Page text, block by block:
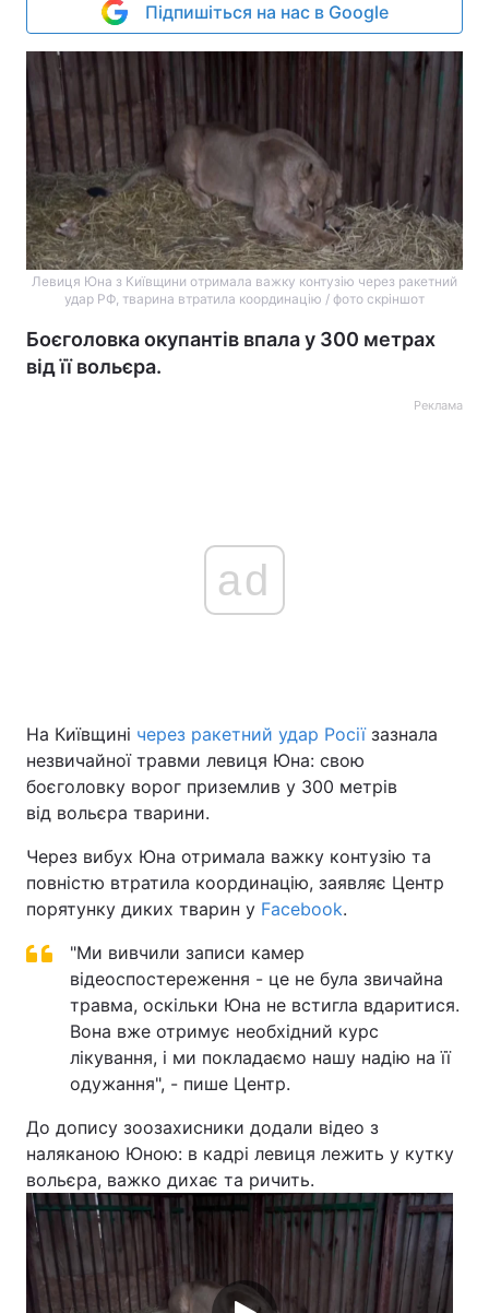
Підпишіться на нас в Google
Левиця Юна з Київщини отримала важку контузію через ракетний
удар РФ, тварина втратила координацію / фото скріншот
Боєголовка окупантів впала у 300 метрах
від її вольєра.
Реклама
ad
На Київщині через ракетний удар Росіїзазнала
незвичайної травми левиця Юна: свою
боєголовку ворог приземлив у 300 метрів
від вольєра тварини.
Через вибух Юна отримала важку контузію та
повністю втратила координацію, заявляє Центр
порятунку диких тварин у Facebook.
"Ми вивчили записи камер
відеоспостереження - це не була звичайна
травма, оскільки Юна не встигла вдаритися.
Вона вже отримує необхідний курс
лікування, і ми покладаємо нашу надію на її
одужання", - пише Центр.
До допису зоозахисники додали відео з
наляканою Юною: в кадрі левиця лежить у кутку
вольєра, важко дихає та ричить.